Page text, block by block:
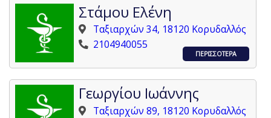
Στάμου Ελένη
Ταξιαρχών 34, 18120 Κορυδαλλός
2104940055
ΠΕΡΙΣΣΟΤΕΡΑ
Γεωργίου Ιωάννης
Ταξιαρχών 89, 18120 Κορυδαλλός